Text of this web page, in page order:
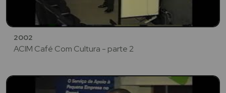
2002
ACIM Café Com Cultura - parte 2